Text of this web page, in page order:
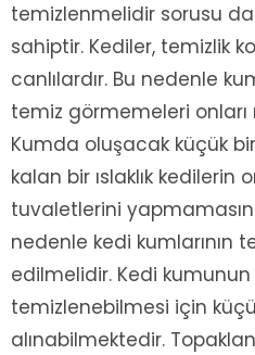
temizlenmelidir sorusu
sahiptir. Kediler, temizlik
canlılardır. Bu nedenle
temiz görmemeleri
Kumda oluşacak küçük
kalan bir ıslaklık kedilerin
tuvaletlerini
nedenle kedi kumlarının
edilmelidir. Kedi
temizlenebilmesi için
alınabilmektedir.